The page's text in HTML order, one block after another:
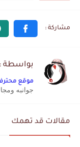
بواسطة
موقع
جوانبه
مقالات قد تهمك